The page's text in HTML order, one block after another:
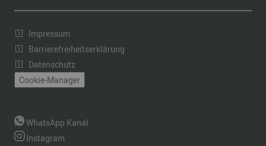
Impressum
Barrierefreiheitserklärung
Datenschutz
Cookie-Manager
WhatsApp Kanal
Instagram